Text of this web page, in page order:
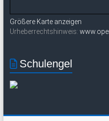
Größere Karte anzeigen
Urheberrechtshinweis:
Schulengel